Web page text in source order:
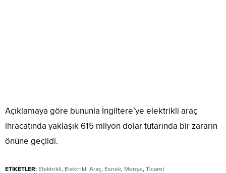
Açıklamaya göre bununla İngiltere’ye elektrikli araç
ihracatında yaklaşık 615 milyon dolar tutarında bir zararın
önüne geçildi.
ETİKETLER: Elektrikli, Elektrikli Araç, Esnek, Menşe, Ti̇caret